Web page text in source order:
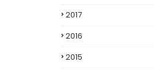
2017
2016
2015